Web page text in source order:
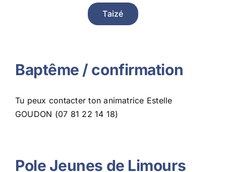
Taizé
Baptême / confirmation
Tu peux contacter ton animatrice Estelle
GOUDON (07 81 22 14 18)
Pole Jeunes de Limours